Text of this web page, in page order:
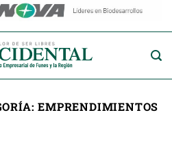
EMPRENDIMIENTOS